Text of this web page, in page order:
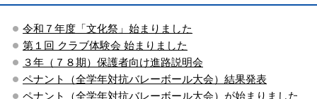
令和７年度「文化祭」始まりました
第１回 クラブ体験会 始まりました
３年（７８期）保護者向け進路説明会
ペナント（全学年対抗バレーボール大会）結果発表
ペナント（全学年対抗バレーボール大会）が始まりました